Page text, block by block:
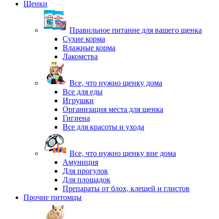
Щенки
Правильное питание для вашего щенка
Сухие корма
Влажные корма
Лакомства
Все, что нужно щенку дома
Все для еды
Игрушки
Организация места для щенка
Гигиена
Все для красоты и ухода
Все, что нужно щенку вне дома
Амуниция
Для прогулок
Для площадок
Препараты от блох, клещей и глистов
Прочие питомцы